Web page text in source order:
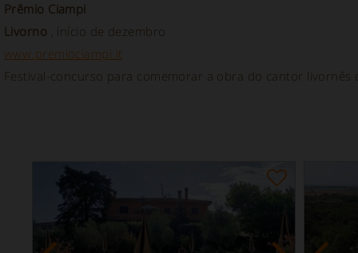
Prêmio Ciampi
Livorno , início de dezembro
www.premiociampi.it
Festival-concurso para comemorar a obra do cantor